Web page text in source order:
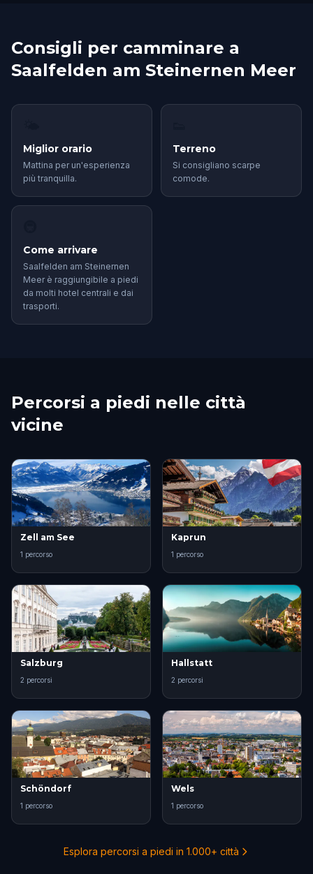
Consigli per camminare a
Saalfelden am Steinernen Meer
Miglior orario
Mattina per un'esperienza
più tranquilla.
Terreno
Si consigliano scarpe
comode.
Come arrivare
Saalfelden am Steinernen
Meer è raggiungibile a piedi
da molti hotel centrali e dai
trasporti.
Percorsi a piedi nelle città
vicine
Zell am See
1 percorso
Kaprun
1 percorso
Salzburg
2 percorsi
Hallstatt
2 percorsi
Schöndorf
1 percorso
Wels
1 percorso
Esplora percorsi a piedi in 1.000+ città